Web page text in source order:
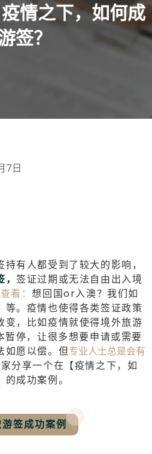
疫情之下，如何成
签？
7日
有人都受到了较大的影响，
，签证过期或无法自由出入境
看：想回国or入澳？我们如
等。疫情也使得各类签证政策
变，比如疫情就使得境外旅游
停，让很多想要申请或需要
如愿以偿。但专业人士总是会有
分享一个在 【疫情之下，如
的成功案例。
签成功案例